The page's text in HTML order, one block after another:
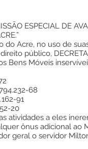
ESPECIAL DE
do Acre, no uso de
público,
Bens Móveis
68
91
20
atividades a eles
ônus adicional ao
geral o servidor